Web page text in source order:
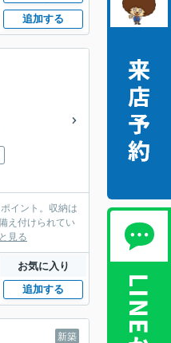
追加する
イント。収納は
え付けられてい
見る
お気に入り
追加する
新築